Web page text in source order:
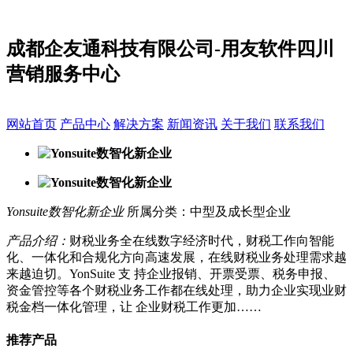
成都企友通科技有限公司-用友软件四川
营销服务中心
网站首页 产品中心 解决方案 新闻资讯 关于我们 联系我们
Yonsuite数智化新企业 所属分类：中型及成长型企业
产品介绍： 财税业务全在线数字经济时代，财税工作向智能
化、一体化和合规化方向高速发展，在线财税业务处理需求越
来越迫切。YonSuite 支 持企业报销、开票受票、税务申报、
资金管控等各个财税业务工作都在线处理，助力企业实现业财
税金档一体化管理，让 企业财税工作更加……
推荐产品